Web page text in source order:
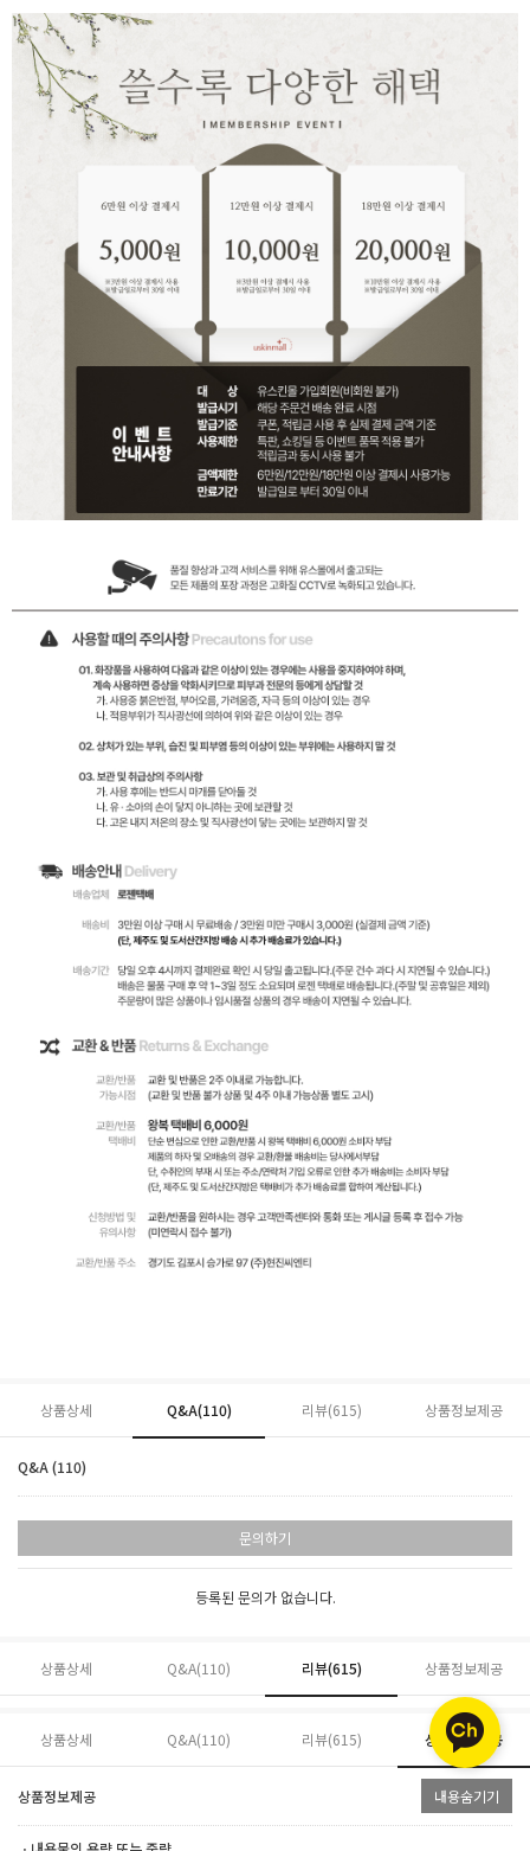
상품상세 Q&A(110) 리뷰(615) 상품정보제공
Q&A (110)
문의하기
등록된 문의가 없습니다.
상품상세 Q&A(110) 리뷰(615) 상품정보제공
상품상세 Q&A(110) 리뷰(615) 상품정보제공
상품정보제공 내용숨기기